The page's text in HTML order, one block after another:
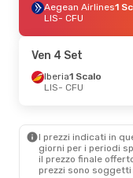
Lufthansa1 Scalo
LIS- CFU
1 Scalo
CFU - LIS
Mer 30 Set
Lufthansa
1 Scalo
CFU- LIS
Aegean Airlines1
LIS- CFU
Ven 4 Set
Iberia1 Scalo
LIS- CFU
I prezzi indicati in
giorni per i periodi
il ​​prezzo finale
prezzi sono